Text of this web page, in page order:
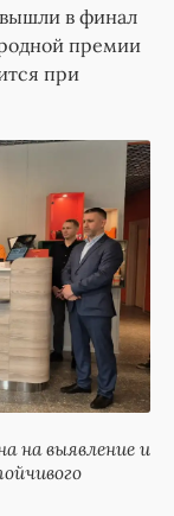
вышли в финал
премии
при
на выявление и